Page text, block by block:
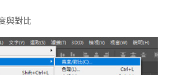
與對比